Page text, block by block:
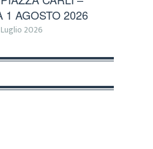
1 AGOSTO 2026
2026